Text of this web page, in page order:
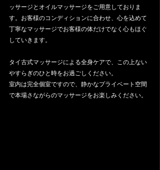
ッサージとオイルマッサージをご用意しておりま
す。お客様のコンディションに合わせ、心を込めて
丁寧なマッサージでお客様の体だけでなく心もほぐ
していきます。
タイ古式マッサージによる全身ケアで、この上ない
やすらぎのひと時をお過ごしください。
室内は完全個室ですので、静かなプライベート空間
で本場さながらのマッサージをお楽しみください。